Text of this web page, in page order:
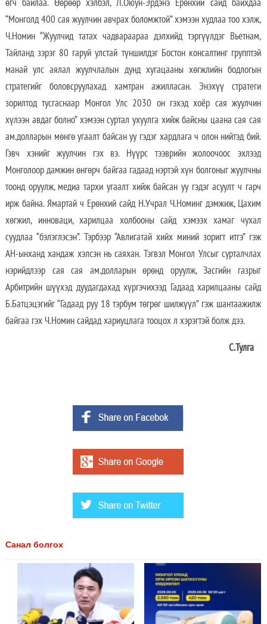
“Монголд 400 сая жуулчин авчрах боломжтой” хэмээн худлаа тоо хэлж,
Ч.Номин “Жуулчид татах чадвараараа дэлхийд тэргүүлдэг Вьетнам,
Тайланд зэрэг 80 гаруй улстай түншилдэг Бостон консалтинг групптэй
манай улс аялал жуулчлалын дунд хугацааны хөгжлийн бодлогын
стратегийг боловсруулахад хамтран ажилласан. Энэхүү стратеги
зорилтод тусгаснаар Монгол Улс 2030 он гэхэд хоёр сая жуулчин
хүлээн авдаг болно” хэмээн суртал ухуулга хийж байсны цаана сая сая
ам.долларын мөнгө угаалт байсан уу гэдэг хардлага ч олон нийтэд бий.
Гэвч хэнийг жуулчин гэх вэ. Нүүрс тээврийн жолоочоос эхлээд
Монголоор дамжин өнгөрч байгаа гадаад нэртэй хүн болгоныг жуулчны
тоонд оруулж, медиа тархи угаалт хийж байсан уу гэдэг асуулт ч гарч
ирж байна. Ямартай ч Ерөнхий сайд Н.Учрал Ч.Номинг дэмжиж, Цахим
хөгжил, инноваци, харилцаа холбооны сайд хэмээх хамаг чухал
суудлаа “бэлэглэсэн”. Тэрбээр “Авлигатай хийх миний зоригт итгэ” гэж
АН-ынханд хандаж хэлсэн нь саяхан. Тэгвэл Монгол Улсыг сурталчлах
нэрийдлээр сая сая ам.долларын өрөнд оруулж, Засгийн газрыг
Арбитрийн шүүхэд дуудагдахад хүргэчихээд Гадаад харилцааны сайд
Б.Батцэцэгийг “Гадаад руу 18 тэрбум төгрөг шилжүүл” гэж шантаажилж
байгаа гэх Ч.Номин сайдад хариуцлага тооцох л хэрэгтэй болж дээ.
С.Тулга
Санал болгох